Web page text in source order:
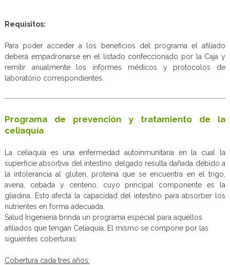
Requisitos:
Para poder acceder a los beneficios del programa el afiliado
deberá empadronarse en el listado confeccionado por la Caja y
remitir anualmente los informes médicos y protocolos de
laboratorio correspondientes.
Programa de prevención y tratamiento de la
celiaquía
La celiaquía es una enfermedad autoinmunitaria en la cual la
superficie absortiva del intestino delgado resulta dañada debido a
la intolerancia al gluten, proteína que se encuentra en el trigo,
avena, cebada y centeno, cuyo principal componente es la
gliadina. Esto afecta la capacidad del intestino para absorber los
nutrientes en forma adecuada.
Salud Ingeniería brinda un programa especial para aquellos
afiliados que tengan Celiaquía. El mismo se compone por las
siguientes coberturas:
Cobertura cada tres años: